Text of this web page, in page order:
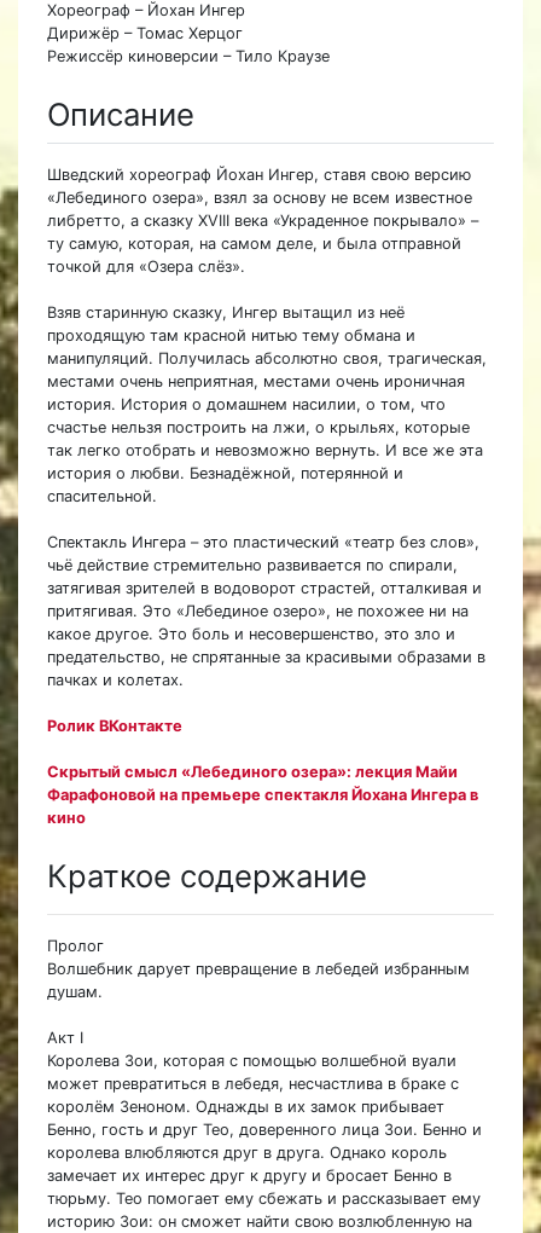
Хореограф – Йохан Ингер
Дирижёр – Томас Херцог
Режиссёр киноверсии – Тило Краузе
Описание
Шведский хореограф Йохан Ингер, ставя свою версию
«Лебединого озера», взял за основу не всем известное
либретто, а сказку XVIII века «Украденное покрывало» –
ту самую, которая, на самом деле, и была отправной
точкой для «Озера слёз».
Взяв старинную сказку, Ингер вытащил из неё
проходящую там красной нитью тему обмана и
манипуляций. Получилась абсолютно своя, трагическая,
местами очень неприятная, местами очень ироничная
история. История о домашнем насилии, о том, что
счастье нельзя построить на лжи, о крыльях, которые
так легко отобрать и невозможно вернуть. И все же эта
история о любви. Безнадёжной, потерянной и
спасительной.
Спектакль Ингера – это пластический «театр без слов»,
чьё действие стремительно развивается по спирали,
затягивая зрителей в водоворот страстей, отталкивая и
притягивая. Это «Лебединое озеро», не похожее ни на
какое другое. Это боль и несовершенство, это зло и
предательство, не спрятанные за красивыми образами в
пачках и колетах.
Ролик ВКонтакте
Скрытый смысл «Лебединого озера»: лекция Майи
Фарафоновой на премьере спектакля Йохана Ингера в
кино
Краткое содержание
Пролог
Волшебник дарует превращение в лебедей избранным
душам.
Акт I
Королева Зои, которая с помощью волшебной вуали
может превратиться в лебедя, несчастлива в браке с
королём Зеноном. Однажды в их замок прибывает
Бенно, гость и друг Тео, доверенного лица Зои. Бенно и
королева влюбляются друг в друга. Однако король
замечает их интерес друг к другу и бросает Бенно в
тюрьму. Тео помогает ему сбежать и рассказывает ему
историю Зои: он сможет найти свою возлюбленную на